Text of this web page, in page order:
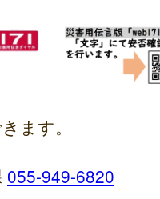
ます。
055-949-6820